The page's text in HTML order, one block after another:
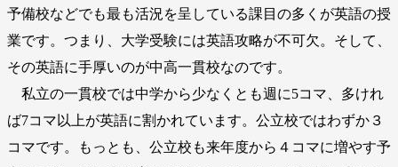
予備校などでも最も活況を呈している課目の多くが英語の授
業です。つまり、大学受験には英語攻略が不可欠。そして、
その英語に手厚いのが中高一貫校なのです。
私立の一貫校では中学から少なくとも週に5コマ、多けれ
ば7コマ以上が英語に割かれています。公立校ではわずか３
コマです。もっとも、公立校も来年度から４コマに増やす予